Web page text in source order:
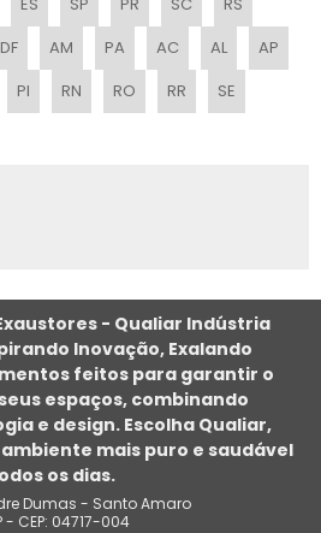
PEQUENO
INDUSTRIAL
TIPO INDUSTRIAL
AM PA AC AL
AP
PI RN RO RR
SE
- Qualiar Indústria
Inovação, Exalando
feitos para garantir o
espaços, combinando
e design. Escolha Qualiar,
mais puro e saudável
os dias.
Dumas - Santo Amaro
- CEP: 04717-004